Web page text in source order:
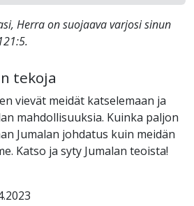
Herra on suojaava varjosi sinun
tekoja
vievät meidät katselemaan ja
mahdollisuuksia. Kuinka paljon
Jumalan johdatus kuin meidän
Katso ja syty Jumalan teoista!